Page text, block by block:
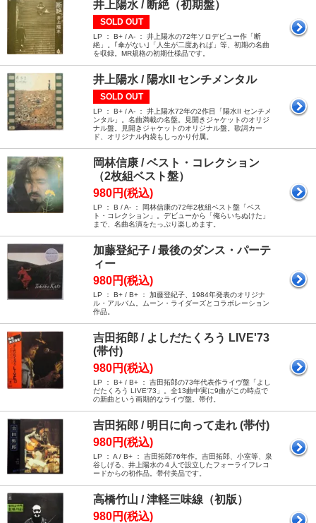
井上陽水 / 断絶（初期盤）
SOLD OUT
LP ： B+ / A- ： 井上陽水の72年ソロデビュー作「断
絶」。｢傘がない｣「人生が二度あれば」等、初期の名曲
を収録。MR規格の初期仕様品です。
井上陽水 / 陽水II センチメンタル
SOLD OUT
LP ： B+ / A- ： 井上陽水72年の2作目「陽水II センチメ
ンタル」。名曲満載の名盤。見開きジャケットのオリジ
ナル盤。見開きジャケットのオリジナル盤。歌詞カー
ド、オリジナル内袋もしっかり付属。
岡林信康 / ベスト・コレクション
（2枚組ベスト盤）
980円(税込)
LP ： B / A- ： 岡林信康の72年2枚組ベスト盤「ベス
ト・コレクション」。デビューから「俺らいちぬけた」
まで、名曲名演をたっぷり楽しめます。
加藤登紀子 / 最後のダンス・パーテ
ィー
980円(税込)
LP ： B+ / B+ ： 加藤登紀子、1984年発表のオリジナ
ル・アルバム。ムーン・ライダーズとコラボレーション
作品。
吉田拓郎 / よしだたくろう LIVE'73
(帯付)
980円(税込)
LP ： B+ / B+ ： 吉田拓郎の73年代表作ライヴ盤「よし
だたくろう LIVE'73」。全13曲中実に9曲がこの時点で
の新曲という画期的なライヴ盤。帯付。
吉田拓郎 / 明日に向って走れ (帯付)
980円(税込)
LP ： A / B+ ： 吉田拓郎76年作。吉田拓郎、小室等、泉
谷しげる、井上陽水の４人で設立したフォーライフレコ
ードからの初作品。帯付美品です。
高橋竹山 / 津軽三味線（初版）
980円(税込)